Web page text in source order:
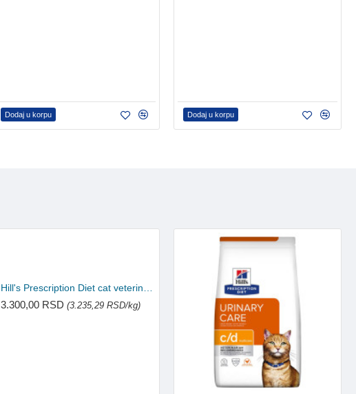
Dodaj u korpu Dodaj u korpu
3.300,00 RSD(3.235,29 RSD/kg)